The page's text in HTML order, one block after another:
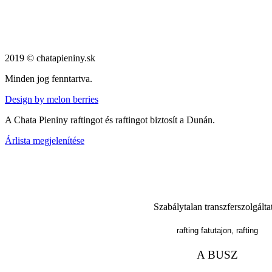
2019 © chatapieniny.sk
Minden jog fenntartva.
Design by melon berries
A Chata Pieniny raftingot és raftingot biztosít a Dunán.
Árlista megjelenítése
Szabálytalan
rafting fatutajon, rafting
A BUSZ